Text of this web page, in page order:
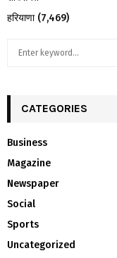
हरियाणा(7,469)
h
o
r
:
CATEGORIES
Business
Magazine
Newspaper
Social
Sports
Uncategorized